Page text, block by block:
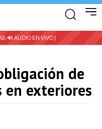
🔊 AUDIO EN VIVO |
de
en exteriores